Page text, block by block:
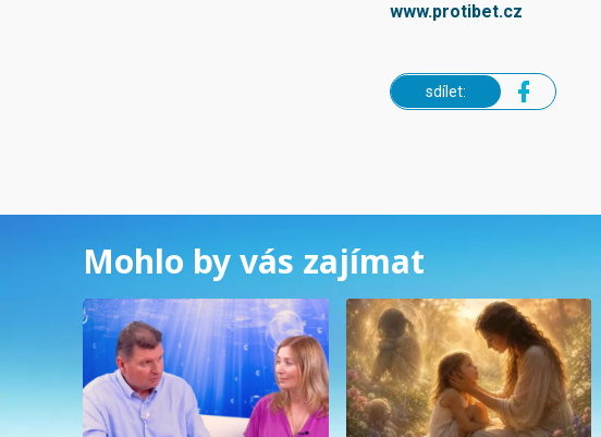
www.protibet.cz
sdílet:
Mohlo by vás zajímat